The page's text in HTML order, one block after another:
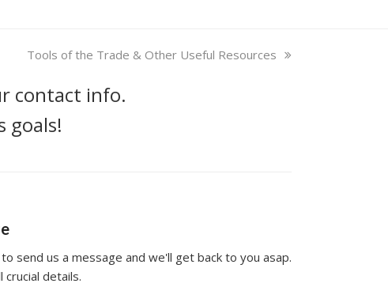
next
Tools of the Trade & Other Useful Resources
contact info.
goals!
send us a message and we'll get back to you asap.
crucial details.